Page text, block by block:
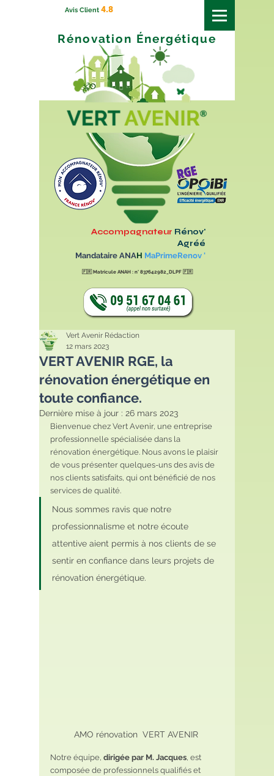
Avis Client 4.8
Rénovation Énergétique
Accompagnateur Rénov'
Agréé
Mandataire ANAH MaPrimeRenov '
🇫🇷Matricule ANAH : n° 837642982_DLPF🇫🇷
VERT AVENIR RGE, la
rénovation énergétique en
toute confiance.
Vert Avenir Rédaction
12 mars 2023
Dernière mise à jour : 26 mars 2023
Bienvenue chez Vert Avenir, une entreprise
professionnelle spécialisée dans la
rénovation énergétique. Nous avons le plaisir
de vous présenter quelques-uns des avis de
nos clients satisfaits, qui ont bénéficié de nos
services de qualité.
Nous sommes ravis que notre
professionnalisme et notre écoute
attentive aient permis à nos clients de se
sentir en confiance dans leurs projets de
rénovation énergétique.
AMO rénovation  VERT AVENIR
Notre équipe, dirigée par M. Jacques, est
composée de professionnels qualifiés et